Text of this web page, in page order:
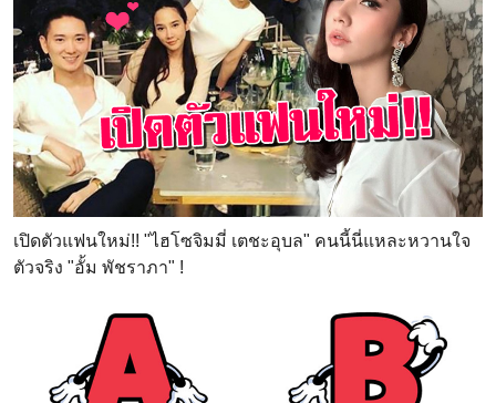
เปิดตัวแฟนใหม่!! "ไฮโซจิมมี่ เตชะอุบล" คนนี้นี่แหละหวานใจ
ตัวจริง "อั้ม พัชราภา" !